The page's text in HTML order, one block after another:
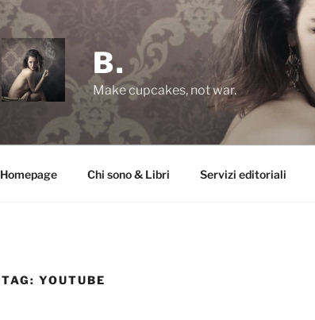
B.
Make cupcakes, not war.
Homepage Chi sono & Libri Servizi editoriali
TAG: YOUTUBE